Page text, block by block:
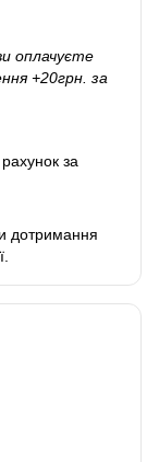
оплачуєте
+20грн. за
за
дотримання